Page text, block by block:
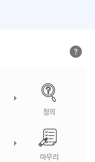
정의
마무리